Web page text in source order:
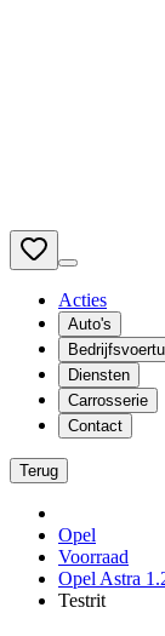
Acties
Auto's
Diensten
Carrosserie
Contact
Terug
Opel
Voorraad
Opel Astra
Testrit